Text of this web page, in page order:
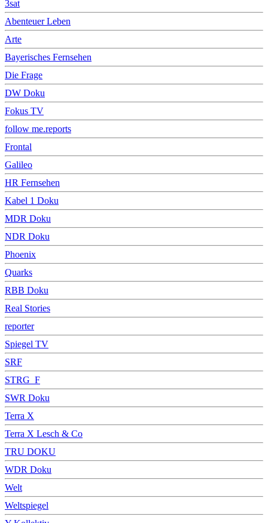
3sat
Abenteuer Leben
Arte
Bayerisches Fernsehen
Die Frage
DW Doku
Fokus TV
follow me.reports
Frontal
Galileo
HR Fernsehen
Kabel 1 Doku
MDR Doku
NDR Doku
Phoenix
Quarks
RBB Doku
Real Stories
reporter
Spiegel TV
SRF
STRG_F
SWR Doku
Terra X
Terra X Lesch & Co
TRU DOKU
WDR Doku
Welt
Weltspiegel